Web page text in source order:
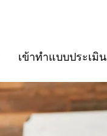
เข้าทำแบบประเมิน